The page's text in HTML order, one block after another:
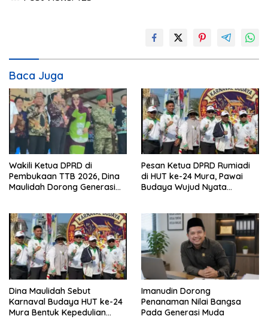
Baca Juga
Wakili Ketua DPRD di
Pembukaan TTB 2026, Dina
Maulidah Dorong Generasi
Pesan Ketua DPRD Rumiadi
di HUT ke-24 Mura, Pawai
Budaya Wujud Nyata
Dina Maulidah Sebut
Karnaval Budaya HUT ke-24
Mura Bentuk Kepedulian
Imanudin Dorong
Penanaman Nilai Bangsa
Pada Generasi Muda